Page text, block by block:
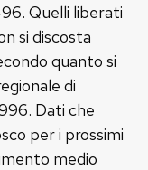
Quelli liberati
si discosta
quanto si
di
Dati che
per i prossimi
medio